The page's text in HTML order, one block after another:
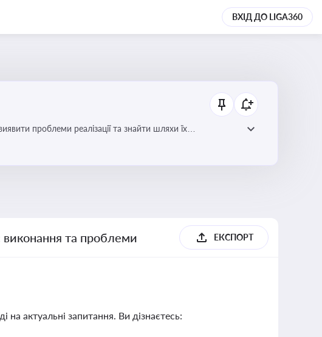
ВХІД ДО LIGA360
проблеми реалізації та знайти шляхи їх
та проблеми ЕКСПОРТ
на актуальні запитання. Ви дізнаєтесь: